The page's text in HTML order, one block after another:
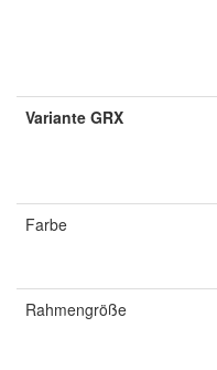
Variante GRX
Farbe
Rahmengröße